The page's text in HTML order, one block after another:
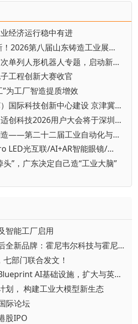
经济运行稳中有进
▪ 精准定位 科技创新！2026第八届山东铸造工业展览会在青岛开幕
▪ 七部门揭榜挂帅首次单列人形机器人专题，启动新一轮国家级技术攻坚
工程创新大赛收官
为工厂智造提质增效
▪ 助力北京（京津冀）国际科技创新中心建设 京津冀成立机器人产业链联盟
▪ 共赴智造新范式，适创科技2026用户大会将于深圳启幕
▪ 聚焦新一代智能制造——第二十二届工业自动化与标准化研讨会在京举办
▪ 不止于显示！Micro LED光互联/AI+AR智能眼镜/玻璃基板TGV等全新赛道集中亮相，创新动能尽在2026深圳国际全触与显示展
”，广东决定自己造“工业大脑”
智能工厂启用
▪ 霍尼韦尔发布分拆后全新品牌：霍尼韦尔科技与霍尼韦尔航空航天
七部门联合发文！
▪ ABB通过集成DSX Blueprint AI基础设施，扩大与英伟达的合作
划， 构建工业大模型新生态
际论坛
股IPO